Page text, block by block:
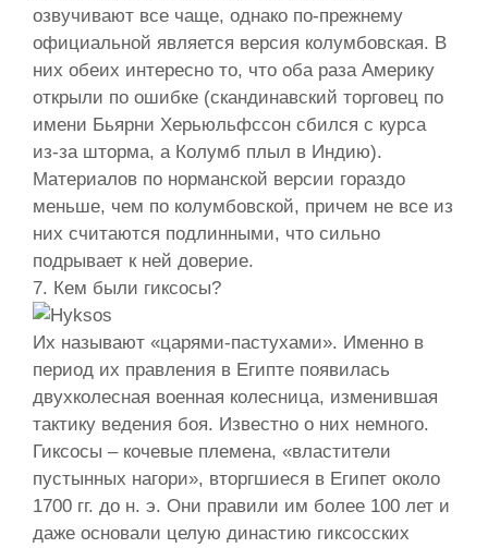
озвучивают все чаще, однако по-прежнему
официальной является версия колумбовская. В
них обеих интересно то, что оба раза Америку
открыли по ошибке (скандинавский торговец по
имени Бьярни Херьюльфссон сбился с курса
из-за шторма, а Колумб плыл в Индию).
Материалов по норманской версии гораздо
меньше, чем по колумбовской, причем не все из
них считаются подлинными, что сильно
подрывает к ней доверие.
7. Кем были гиксосы?
Их называют «царями-пастухами». Именно в
период их правления в Египте появилась
двухколесная военная колесница, изменившая
тактику ведения боя. Известно о них немного.
Гиксосы – кочевые племена, «властители
пустынных нагори», вторгшиеся в Египет около
1700 гг. до н. э. Они правили им более 100 лет и
даже основали целую династию гиксосских